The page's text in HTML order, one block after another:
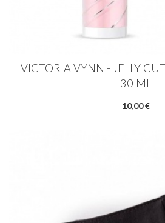
VICTORIA VYNN - JELLY
30 ML
10,00 €